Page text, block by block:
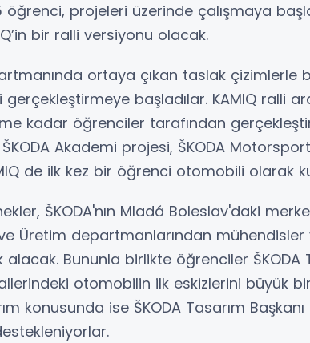
öğrenci, projeleri üzerinde çalışmaya
bir ralli versiyonu olacak.
ortaya çıkan taslak çizimlerle
başladılar. KAMIQ ralli
kadar öğrenciler tarafından
Akademi projesi, ŠKODA
de ilk kez bir öğrenci otomobili olarak
ŠKODA'nın Mladá Boleslav'daki
Üretim departmanlarından
Bununla birlikte öğrenciler ŠKODA
otomobilin ilk eskizlerini büyük
konusunda ise ŠKODA Tasarım